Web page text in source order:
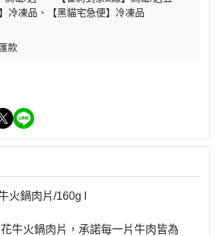
冷凍品
【黑貓宅急便】冷凍品
款
火鍋肉片/160g l
牛火鍋肉片，承諾每一片牛肉皆為